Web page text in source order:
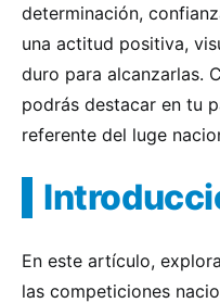
determinación,
una actitud positiva,
duro para alcanzarlas.
podrás destacar en tu
referente del luge
En este artículo,
las competiciones